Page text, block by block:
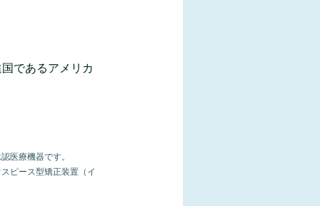
であるアメリカ
医療機器です。
ピース型矯正装置（イ